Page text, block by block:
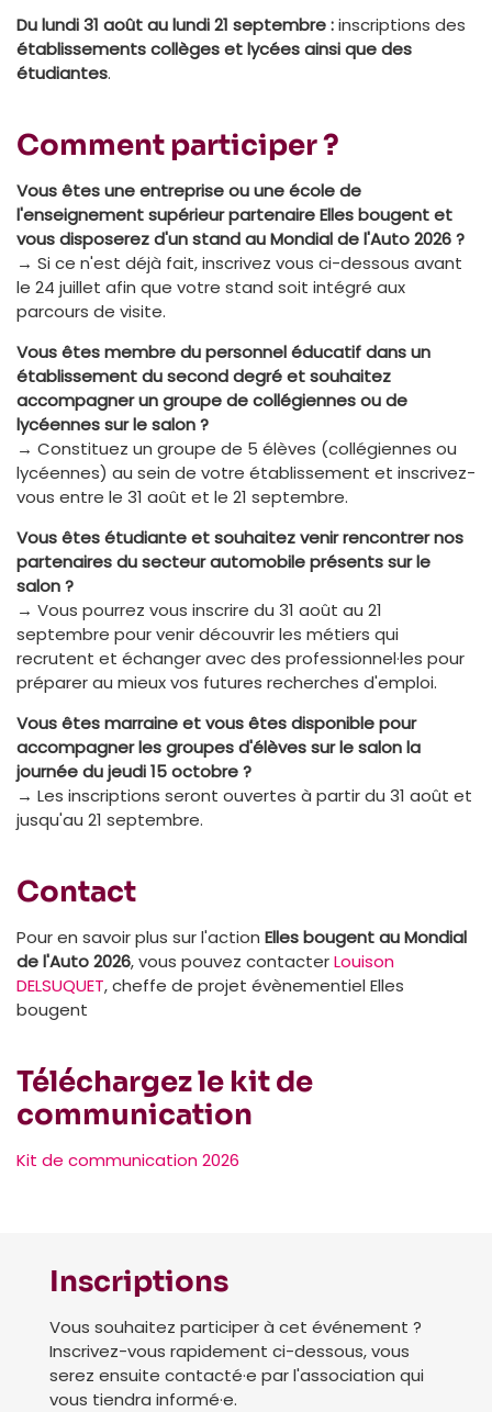
Du lundi 31 août au lundi 21 septembre :inscriptions des
établissements collèges et lycées ainsi que des
étudiantes.
Comment participer ?
Vous êtes une entreprise ou une école de
l'enseignement supérieur partenaire Elles bougent et
vous disposerez d'un stand au Mondial de l'Auto 2026 ?
→ Si ce n'est déjà fait, inscrivez vous ci-dessous avant
le 24 juillet afin que votre stand soit intégré aux
parcours de visite.
Vous êtes membre du personnel éducatifdans un
établissement du second degré et souhaitez
accompagner un groupe de collégiennes ou de
lycéennes sur le salon ?
→ Constituez un groupe de 5 élèves (collégiennes ou
lycéennes) au sein de votre établissement et inscrivez-
vous entre le 31 août et le 21 septembre.
Vous êtes étudiante et souhaitez venir rencontrer nos
partenaires du secteur automobile présents sur le
salon ?
→ Vous pourrez vous inscrire du 31 août au 21
septembre pour venir découvrir les métiers qui
recrutent et échanger avec des professionnel·les pour
préparer au mieux vos futures recherches d'emploi.
Vous êtes marraine et vous êtes disponible pour
accompagner les groupes d'élèves sur le salon la
journée du jeudi 15 octobre ?
→ Les inscriptions seront ouvertes à partir du 31 août et
jusqu'au 21 septembre.
Contact
Pour en savoir plus sur l'action Elles bougent au Mondial
de l'Auto 2026, vous pouvez contacterLouison
DELSUQUET, cheffe de projet évènementiel Elles
bougent
Téléchargez le kit de
communication
Kit de communication 2026
Inscriptions
Vous souhaitez participer à cet événement ?
Inscrivez-vous rapidement ci-dessous, vous
serez ensuite contacté·e par l'association qui
vous tiendra informé·e.